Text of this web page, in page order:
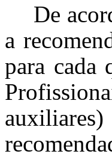
De
a
para cada